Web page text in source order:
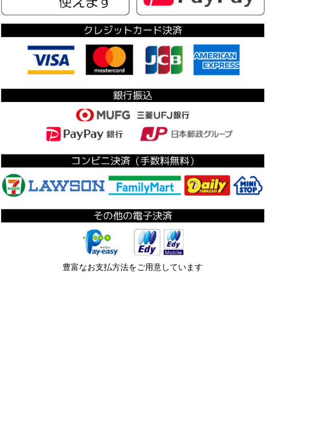
豊富なお支払方法をご用意しています